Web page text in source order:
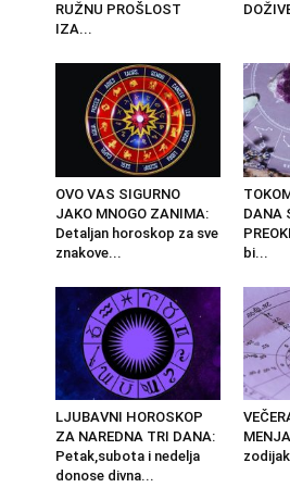
RUŽNU PROŠLOST
IZA...
OVO VAS SIGURNO
JAKO MNOGO ZANIMA:
Detaljan horoskop za sve
znakove...
DANA
bi...
LJUBAVNI HOROSKOP
ZA NAREDNA TRI DANA:
Petak,subota i nedelja
donose divna...